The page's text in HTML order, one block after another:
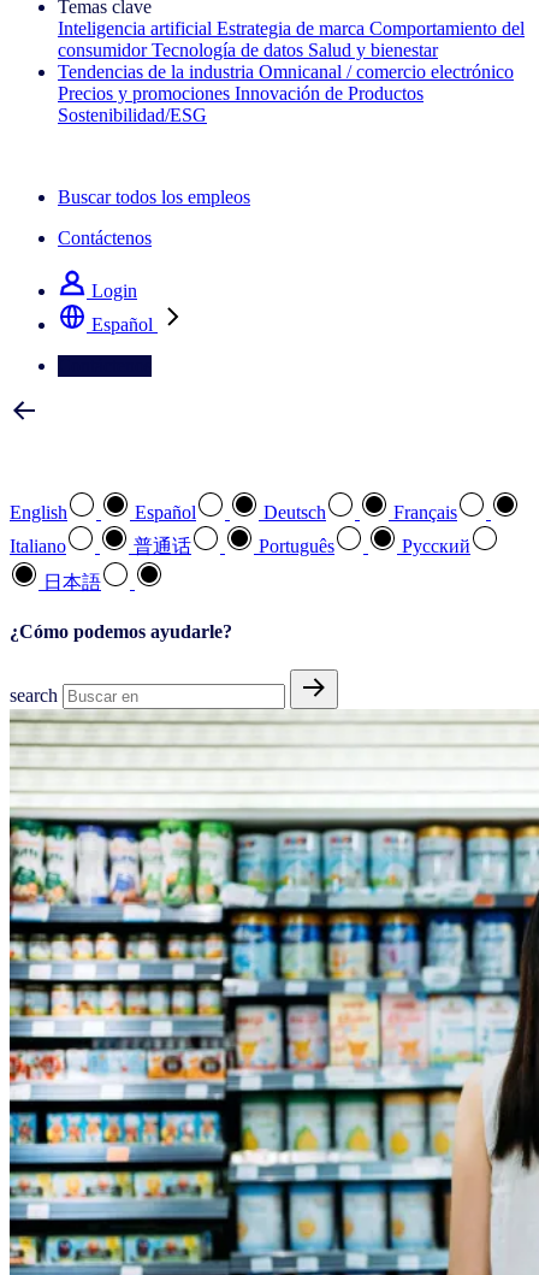
Temas clave
Inteligencia artificial Estrategia de marca Comportamiento del
consumidor Tecnología de datos Salud y bienestar
Tendencias de la industria Omnicanal / comercio electrónico
Precios y promociones Innovación de Productos
Sostenibilidad/ESG
Buscar todos los empleos
Contáctenos
Login
Español
English Español Deutsch
Français
Italiano
普通话 Português
Pусский
日本語
¿Cómo podemos ayudarle?
search